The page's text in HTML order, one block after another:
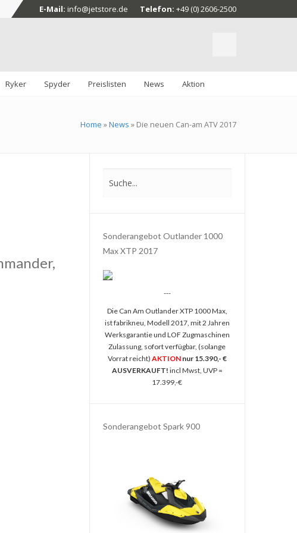
E-Mail: info@jetstore.de Telefon: +49 (0) 2606-2500
Ryker Spyder Preislisten News Aktion
Home »News » Die neuen Can-am ATV 2017
Sonderangebot Outlander 1000
Max XTP 2017
---
Die Can Am Outlander XTP 1000 Max,
ist fabrikneu, Modell 2017, mit 2 Jahren
Werksgarantie und LOF Zugmaschinen
Zulassung, sofort verfügbar, (solange
Vorrat reicht) AKTIONnur 15.390,- €
AUSVERKAUFT! incl Mwst, UVP =
17.399,-€
Sonderangebot Spark 900